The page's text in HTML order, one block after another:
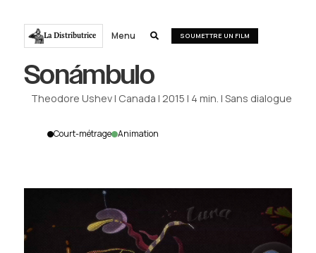
La Distributrice Menu  SOUMETTRE UN FILM
Sonámbulo
Theodore Ushev| Canada |2015 | 4 min. |Sans dialogue
Court-métrage Animation